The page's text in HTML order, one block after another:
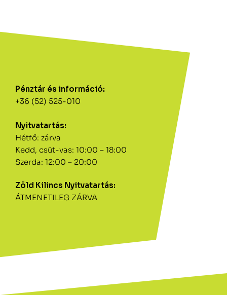
Pénztár és információ:
+36 (52) 525-010
Nyitvatartás:
Hétfő: zárva
Kedd, csüt-vas: 10:00 – 18:00
Szerda: 12:00 – 20:00
Zöld Kilincs Nyitvatartás:
ÁTMENETILEG ZÁRVA